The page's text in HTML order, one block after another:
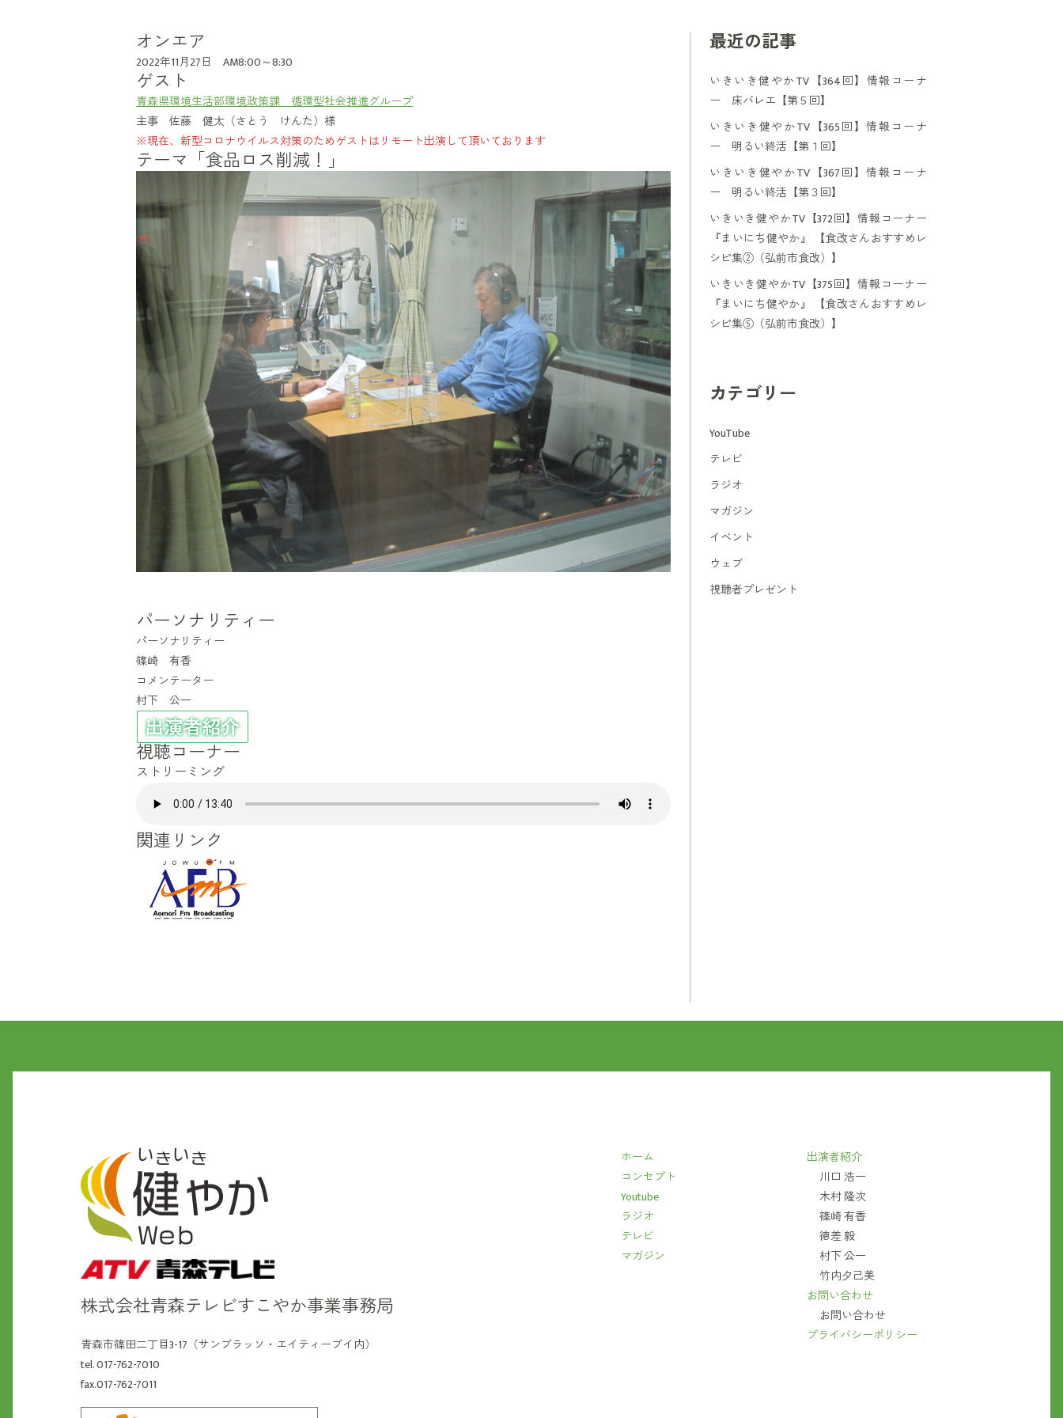
オンエア
2022年11月27日 AM8:00～8:30
ゲスト
青森県環境生活部環境政策課 循環型社会推進グループ
主事 佐藤 健太（さとう けんた）様
※現在、新型コロナウイルス対策のためゲストはリモート出演して頂いております
テーマ「食品ロス削減！」
パーソナリティー
パーソナリティー
篠崎 有香
コメンテーター
村下 公一
視聴コーナー
ストリーミング
関連リンク
最近の記事
いきいき健やかTV【364回】情報コーナ
ー 床バレエ【第５回】
いきいき健やかTV【365回】情報コーナ
ー 明るい終活【第１回】
いきいき健やかTV【367回】情報コーナ
ー 明るい終活【第３回】
いきいき健やかTV【372回】情報コーナー
『まいにち健やか』 【食改さんおすすめレ
シピ集②（弘前市食改）】
いきいき健やかTV【375回】情報コーナー
『まいにち健やか』 【食改さんおすすめレ
シピ集⑤（弘前市食改）】
カテゴリー
YouTube
テレビ
ラジオ
マガジン
イベント
ウェブ
視聴者プレゼント
株式会社青森テレビすこやか事業事務局
青森市篠田二丁目3-17（サンブラッソ・エイティーブイ内）
tel. 017-762-7010
fax.017-762-7011
ホーム
コンセプト
Youtube
ラジオ
テレビ
マガジン
出演者紹介
川口 浩一
木村 隆次
篠崎 有香
徳差 毅
村下 公一
竹内夕己美
お問い合わせ
お問い合わせ
プライバシーポリシー